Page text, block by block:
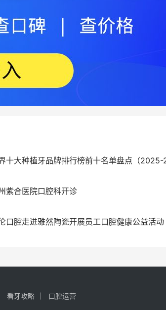
十大种植牙品牌排行榜前十名单盘点（2025-2026
紫合医院口腔科开诊
口腔走进雅然陶瓷开展员工口腔健康公益活动
看牙攻略 口腔运营